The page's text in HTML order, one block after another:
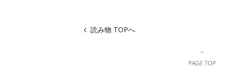
読み物 TOPへ